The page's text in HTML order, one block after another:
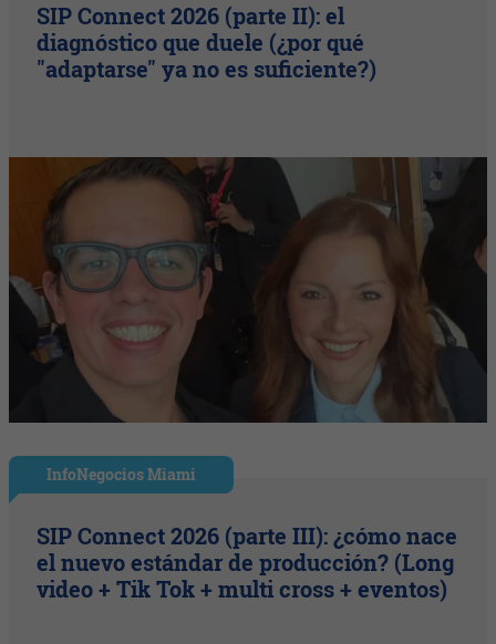
SIP Connect 2026 (parte II): el
diagnóstico que duele (¿por qué
"adaptarse" ya no es suficiente?)
InfoNegocios Miami
SIP Connect 2026 (parte III): ¿cómo nace
el nuevo estándar de producción? (Long
video + Tik Tok + multi cross + eventos)